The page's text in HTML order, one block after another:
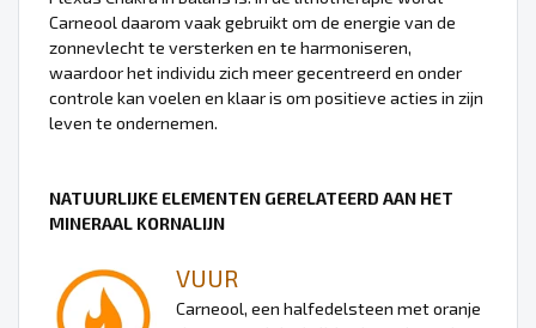
Carneool daarom vaak gebruikt om de energie van de
zonnevlecht te versterken en te harmoniseren,
waardoor het individu zich meer gecentreerd en onder
controle kan voelen en klaar is om positieve acties in zijn
leven te ondernemen.
NATUURLIJKE ELEMENTEN GERELATEERD AAN HET
MINERAAL KORNALIJN
VUUR
Carneool, een halfedelsteen met oranje